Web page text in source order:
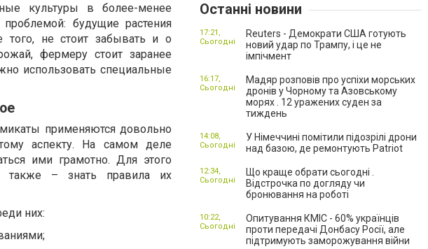
культуры в более-менее
будущие растения
того, не стоит забывать и о
фермеру стоит заранее
использовать специальные
применяются довольно
аспекту. На самом деле
ими грамотно. Для этого
также – знать правила их
них:
Останні новини
Reuters - Демократи США готують
новий удар по Трампу, і це не
імпічмент
17:21,
Сьогодні
Мадяр розповів про успіхи морських
дронів у Чорному та Азовському
морях . 12 уражених суден за
тиждень
16:17,
Сьогодні
У Німеччині помітили підозрілі дрони
над базою, де ремонтують Patriot
14:08,
Сьогодні
Що краще обрати сьогодні .
Відстрочка по догляду чи
бронювання на роботі
12:34,
Сьогодні
Опитування КМІС - 60% українців
проти передачі Донбасу Росії, але
підтримують заморожування війни
10:22,
Сьогодні